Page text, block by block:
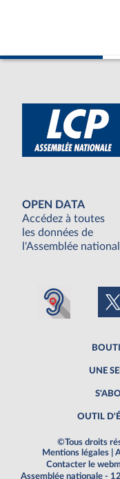
OPEN DATA
Accédez à toutes
les données de
l'Assemblée
UNE
OUTIL
©Tous droits
Mentions légales
Contacter le
Assemblée nationale -